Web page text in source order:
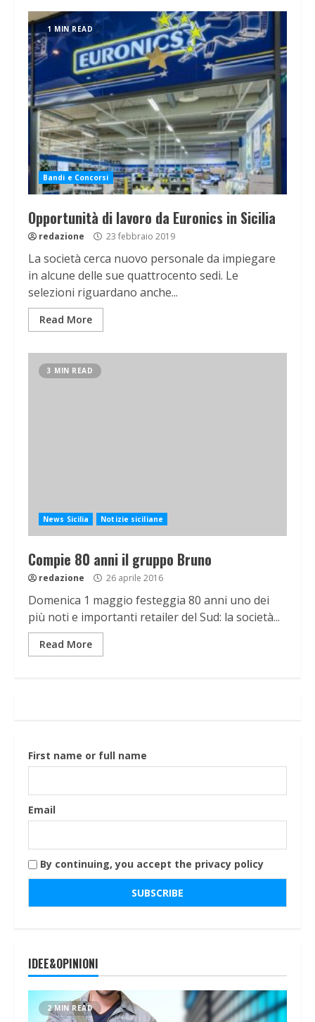
1 MIN READ
Bandi e Concorsi
Opportunità di lavoro da Euronics in Sicilia
redazione 23 febbraio 2019
La società cerca nuovo personale da impiegare
in alcune delle sue quattrocento sedi. Le
selezioni riguardano anche...
Read More
3 MIN READ
News Sicilia Notizie siciliane
Compie 80 anni il gruppo Bruno
redazione 26 aprile 2016
Domenica 1 maggio festeggia 80 anni uno dei
più noti e importanti retailer del Sud: la società...
Read More
First name or full name
Email
By continuing, you accept the privacy policy
IDEE&OPINIONI
2 MIN READ